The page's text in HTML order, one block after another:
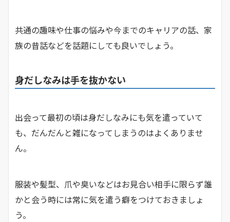
共通の趣味や仕事の悩みや今までのキャリアの話、家
族の昔話などを話題にしても良いでしょう。
身だしなみは手を抜かない
出会って最初の頃は身だしなみにも気を遣っていて
も、だんだんと雑になってしまうのはよくありませ
ん。
服装や髪型、爪や臭いなどはお見合い相手に限らず誰
かと会う時には常に気を遣う癖をつけておきましょ
う。